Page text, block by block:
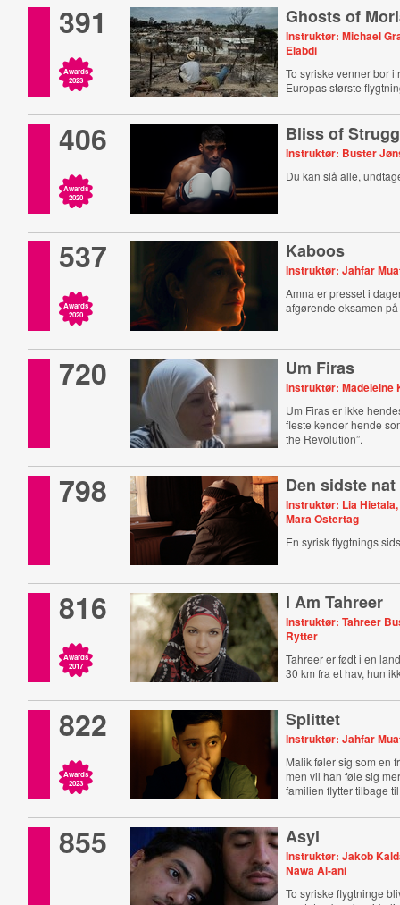
391
Awards
2023
Ghosts of
Instruktør: Michael
Elabdi
To syriske venner bor i
Europas største
406
Awards
2020
Bliss of
Instruktør: Buster
Du kan slå alle,
537
Awards
2020
Kaboos
Instruktør: Jahfar
Amna er presset i
afgørende eksamen
720 Um Firas
Instruktør: Madeleine
Um Firas er ikke
fleste kender hende
the Revolution”.
798 Den sidste nat
Instruktør: Lia
Mara Ostertag
En syrisk flygtnings
816
Awards
2017
I Am Tahreer
Instruktør: Tahreer
Rytter
Tahreer er født i en
30 km fra et hav, hun
822
Awards
2023
Splittet
Instruktør: Jahfar
Malik føler sig som en
men vil han føle sig
familien flytter tilbage
855 Asyl
Instruktør: Jakob
Nawa Al-ani
To syriske flygtninge